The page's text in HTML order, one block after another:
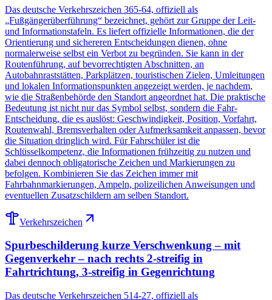
Das deutsche Verkehrszeichen 365-64, offiziell als
„Fußgängerüberführung“ bezeichnet, gehört zur Gruppe der Leit-
und Informationstafeln. Es liefert offizielle Informationen, die der
Orientierung und sichereren Entscheidungen dienen, ohne
normalerweise selbst ein Verbot zu begründen. Sie kann in der
Routenführung, auf bevorrechtigten Abschnitten, an
Autobahnraststätten, Parkplätzen, touristischen Zielen, Umleitungen
und lokalen Informationspunkten angezeigt werden, je nachdem,
wie die Straßenbehörde den Standort angeordnet hat. Die praktische
Bedeutung ist nicht nur das Symbol selbst, sondern die Fahr-
Entscheidung, die es auslöst: Geschwindigkeit, Position, Vorfahrt,
Routenwahl, Bremsverhalten oder Aufmerksamkeit anpassen, bevor
die Situation dringlich wird. Für Fahrschüler ist die
Schlüsselkompetenz, die Informationen frühzeitig zu nutzen und
dabei dennoch obligatorische Zeichen und Markierungen zu
befolgen. Kombinieren Sie das Zeichen immer mit
Fahrbahnmarkierungen, Ampeln, polizeilichen Anweisungen und
eventuellen Zusatzschildern am selben Standort.
Verkehrszeichen
Spurbeschilderung kurze Verschwenkung – mit
Gegenverkehr – nach rechts 2-streifig in
Fahrtrichtung, 3-streifig in Gegenrichtung
Das deutsche Verkehrszeichen 514-27, offiziell als